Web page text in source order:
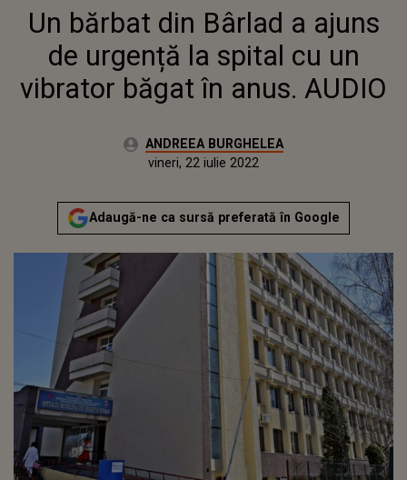
URGENȚĂ LA SPITAL CU UN VIBRATOR
BĂGAT ÎN ANUS. AUDIO
Un bărbat din Bârlad a ajuns
de urgență la spital cu un
vibrator băgat în anus. AUDIO
Autor:ANDREEA BURGHELEA
Actualizat:
vineri, 22 iulie 2022
Adaugă-ne ca sursă preferată în Google